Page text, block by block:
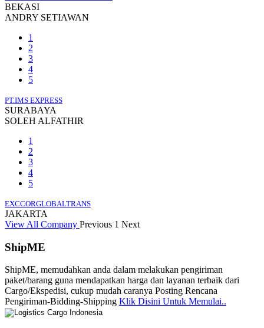
BEKASI
ANDRY SETIAWAN
1
2
3
4
5
PT.IMS EXPRESS
SURABAYA
SOLEH ALFATHIR
1
2
3
4
5
EXCCORGLOBALTRANS
JAKARTA
View All Company Previous 1 Next
ShipME
ShipME, memudahkan anda dalam melakukan pengiriman
paket/barang guna mendapatkan harga dan layanan terbaik dari
Cargo/Ekspedisi, cukup mudah caranya Posting Rencana
Pengiriman-Bidding-Shipping Klik Disini Untuk Memulai..